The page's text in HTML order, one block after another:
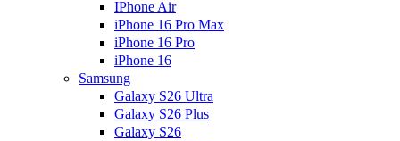
IPhone Air
iPhone 16 Pro Max
iPhone 16 Pro
iPhone 16
Samsung
Galaxy S26 Ultra
Galaxy S26 Plus
Galaxy S26